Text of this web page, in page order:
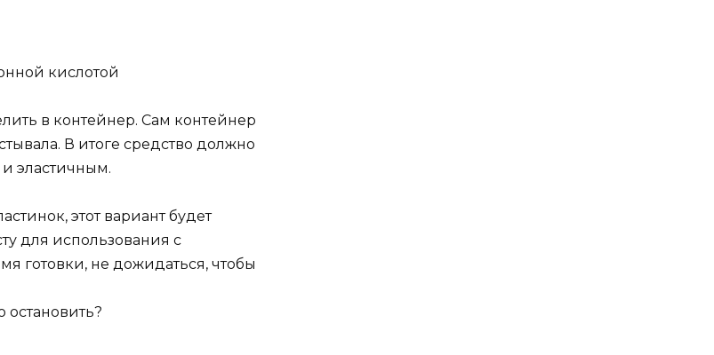
в контейнер. Сам контейнер
В итоге средство должно
эластичным.
этот вариант будет
для использования с
готовки, не дожидаться, чтобы
остановить?